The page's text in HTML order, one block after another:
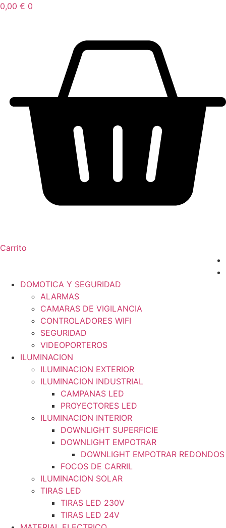
0,00 € 0
Carrito
DOMOTICA Y SEGURIDAD
ALARMAS
CAMARAS DE VIGILANCIA
CONTROLADORES WIFI
SEGURIDAD
VIDEOPORTEROS
ILUMINACION
ILUMINACION EXTERIOR
ILUMINACION INDUSTRIAL
CAMPANAS LED
PROYECTORES LED
ILUMINACION INTERIOR
DOWNLIGHT SUPERFICIE
DOWNLIGHT EMPOTRAR
DOWNLIGHT EMPOTRAR REDONDOS
FOCOS DE CARRIL
ILUMINACION SOLAR
TIRAS LED
TIRAS LED 230V
TIRAS LED 24V